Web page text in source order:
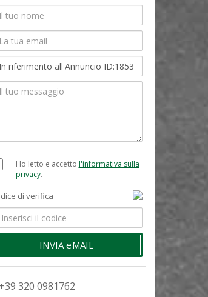
Ho letto e accetto l'informativa sulla
privacy.
di verifica
INVIA eMAIL
+39 320 0981762